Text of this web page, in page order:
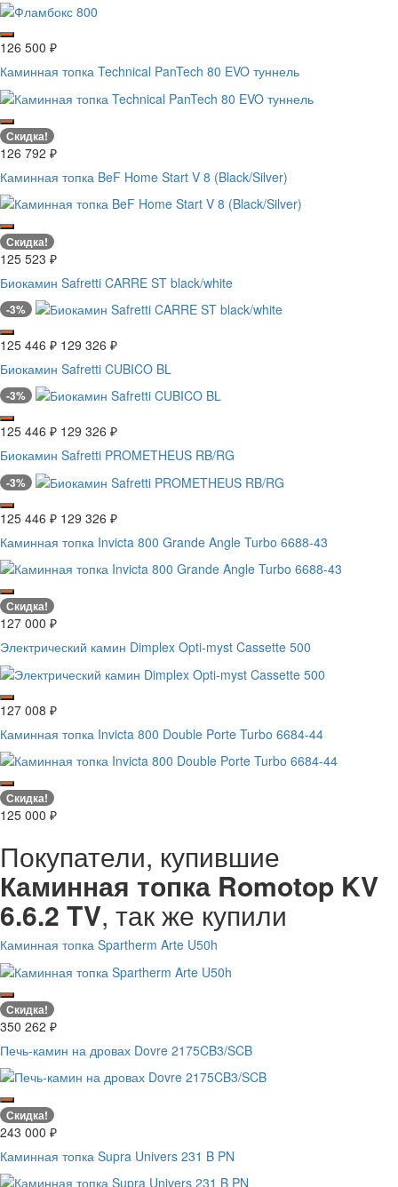
126 500 ₽
Каминная топка Technical PanTech 80 EVO туннель
Скидка!
126 792 ₽
Каминная топка BeF Home Start V 8 (Black/Silver)
Скидка!
125 523 ₽
Биокамин Safretti CARRE ST black/white
-3%
125 446 ₽ 129 326 ₽
Биокамин Safretti CUBICO BL
-3%
125 446 ₽ 129 326 ₽
Биокамин Safretti PROMETHEUS RB/RG
-3%
125 446 ₽ 129 326 ₽
Каминная топка Invicta 800 Grande Angle Turbo 6688-43
Скидка!
127 000 ₽
Электрический камин Dimplex Opti-myst Cassette 500
127 008 ₽
Каминная топка Invicta 800 Double Porte Turbo 6684-44
Скидка!
125 000 ₽
Покупатели, купившие
Каминная топка Romotop KV
6.6.2 TV, так же купили
Каминная топка Spartherm Arte U50h
Скидка!
350 262 ₽
Печь-камин на дровах Dovre 2175CB3/SCB
Скидка!
243 000 ₽
Каминная топка Supra Univers 231 B PN